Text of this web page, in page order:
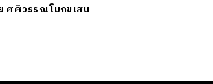
ศศิวรรณ โมกขเสน